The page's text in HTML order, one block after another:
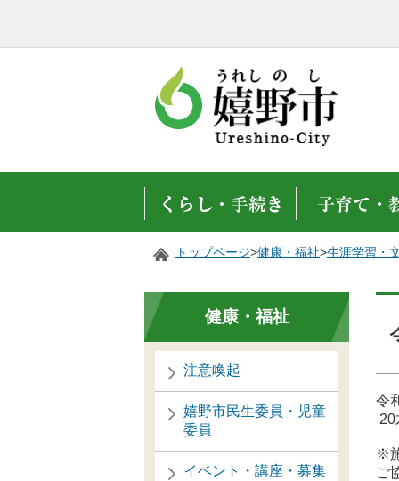
トップページ>健康・福祉>生涯学習・
健康・福祉
注意喚起
嬉野市民生委員・児童
委員
イベント・講座・募集
令
20
※
ご